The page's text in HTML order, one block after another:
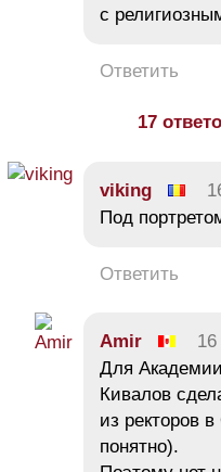
с
Ответить
17
viking
Под
Ответить
Amir
Для
Кивалов
из ректоров
понятно).